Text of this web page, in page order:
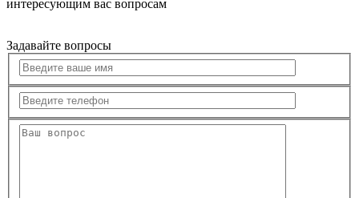
интересующим вас вопросам
Задавайте вопросы